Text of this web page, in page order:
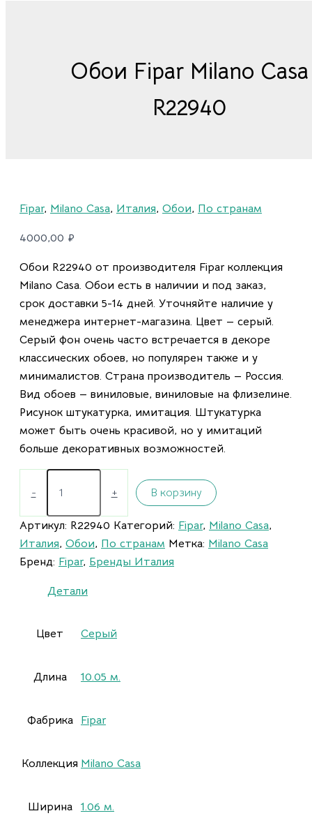
Обои Fipar Milano Casa
R22940
Fipar, Milano Casa, Италия, Обои, По странам
4000,00 ₽
Обои R22940 от производителя Fipar коллекция
Milano Casa. Обои есть в наличии и под заказ,
срок доставки 5-14 дней. Уточняйте наличие у
менеджера интернет-магазина. Цвет — серый.
Серый фон очень часто встречается в декоре
классических обоев, но популярен также и у
минималистов. Страна производитель — Россия.
Вид обоев — виниловые, виниловые на флизелине.
Рисунок штукатурка, имитация. Штукатурка
может быть очень красивой, но у имитаций
больше декоративных возможностей.
- + В корзину
Артикул: R22940 Категорий: Fipar, Milano Casa,
Италия, Обои, По странам Метка: Milano Casa
Бренд: Fipar, Бренды Италия
Детали
Цвет Серый
Длина 10.05 м.
Фабрика Fipar
Коллекция Milano Casa
Ширина 1.06 м.